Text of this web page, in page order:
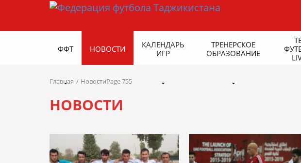
ФФТ НОВОСТИ
КАЛЕНДАРЬ
ИГР
ТРЕНЕРСКОЕ
ОБРАЗОВАНИЕ
Главная НовостиPage 755
НОВОСТИ